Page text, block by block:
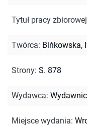
Tytuł pracy zbiorowej
Twórca: Bińkowska,
Strony: S. 878
Wydawca:
Miejsce wydania: